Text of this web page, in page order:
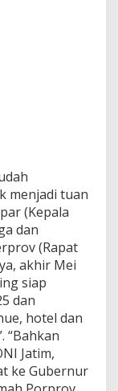
menjadi tuan
(Kepala
dan
(Rapat
akhir Mei
siap
dan
hotel dan
“Bahkan
Jatim,
ke Gubernur